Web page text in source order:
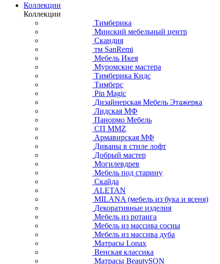
Коллекции
Коллекции
Тимберика
Минский мебельный центр
Скандия
тм SanRemi
Мебель Икея
Муромские мастера
Тимберика Кидс
Тимберс
Pin Magic
Дизайнерская Мебель Этажерка
Лидская МФ
Панормо Мебель
СП ММZ
Армавирская МФ
Диваны в стиле лофт
Добрый мастер
Могилевдрев
Мебель под старину
Скайда
ALETAN
MILANA (мебель из бука и ясеня)
Декоративные изделия
Мебель из ротанга
Мебель из массива сосны
Мебель из массива дуба
Матрасы Lonax
Венская классика
Матрасы BeautySON